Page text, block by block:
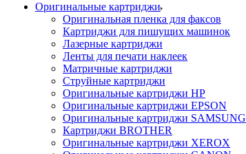
Оригинальные картриджи
Оригинальная пленка для факсов
Картриджи для пишущих машинок
Лазерные картриджи
Ленты для печати наклеек
Матричные картриджи
Струйные картриджи
Оригинальные картриджи HP
Оригинальные картриджи EPSON
Оригинальные картриджи SAMSUNG
Картриджи BROTHER
Оригинальные картриджи XEROX